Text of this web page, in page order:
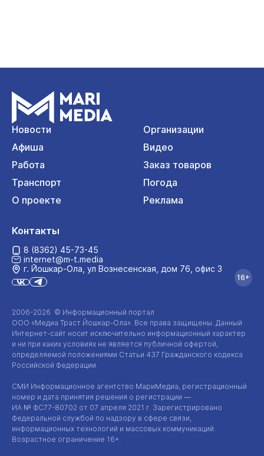
Новости
Организации
Афиша
Видео
Работа
Заказ товаров
Транспорт
Погода
О проекте
Реклама
2006-2026 © Информационный портал
ООО «Медиа Траст Йошкар-Ола». Все права защищены. Данный
Интернет-сайт носит исключительно информационный характер
и ни при каких условиях не является публичной офертой,
определяемой положениями Статьи 437 Гражданского кодекса
Российской Федерации.
СМИ Информационное агентство МариМедиа, регистрационный
номер и дата принятия решения о регистрации —
ИА № ФС77-80702 от 07 апреля 2021 г. Зарегистрировано
Федеральной службой по надзору в сфере связи,
информационных технологий и массовых коммуникаций.
Возрастное ограничение 16+.
Контакты
8 (8362) 45-73-45
internet@m-t.media
г. Йошкар‑Ола, ул Вознесенская, дом 76, офис 3
16+